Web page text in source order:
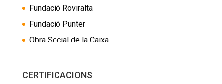
Fundació Roviralta
Fundació Punter
Obra Social de la Caixa
CERTIFICACIONS